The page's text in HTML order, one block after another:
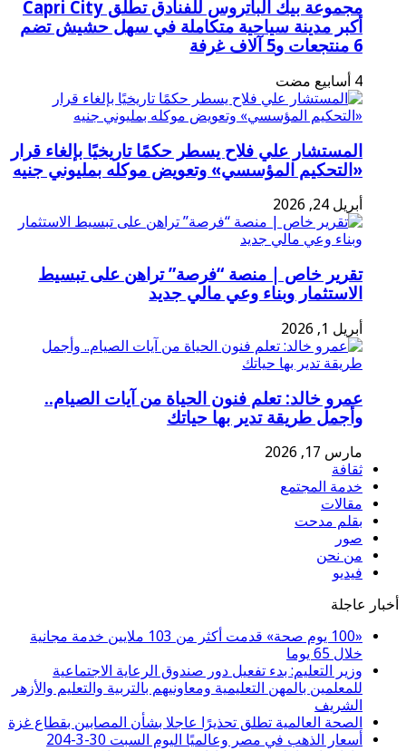
مجموعة بيك الباتروس للفنادق تطلق Capri City
أكبر مدينة سياحية متكاملة في سهل حشيش تضم
6 منتجعات و5 آلاف غرفة
المستشار علي فلاح يسطر حكمًا تاريخيًا بإلغاء قرار
«التحكيم المؤسسي» وتعويض موكله بمليوني جنيه
أبريل 24, 2026
تقرير خاص | منصة “فرصة” تراهن على تبسيط
الاستثمار وبناء وعي مالي جديد
أبريل 1, 2026
عمرو خالد: تعلم فنون الحياة من آيات الصيام..
وأجمل طريقة تدير بها حياتك
مارس 17, 2026
ثقافة
خدمة المجتمع
مقالات
بقلم مدحت
صور
من نحن
فيديو
أخبار عاجلة
«100 يوم صحة» قدمت أكثر من 103 ملايين خدمة مجانية
خلال 65 يوما
وزير التعليم: بدء تفعيل دور صندوق الرعاية الاجتماعية
للمعلمين بالمهن التعليمية ومعاونيهم بالتربية والتعليم والأزهر
الشريف
الصحة العالمية تطلق تحذيرًا عاجلا بشأن المصابين بقطاع غزة
أسعار الذهب في مصر وعالميًا اليوم السبت 30-3-204